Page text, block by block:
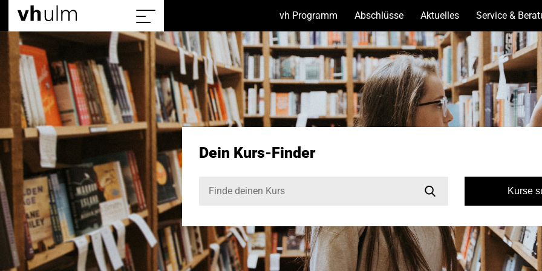
Sitemap
einblenden/ausblenden
vh Programm (Unterseiten
anzeigen)
Abschlüsse(Unterseiten
anzeigen)
Aktuelles(Unterseiten
anzeigen)
Service &
Dein Kurs-Finder
Kurse